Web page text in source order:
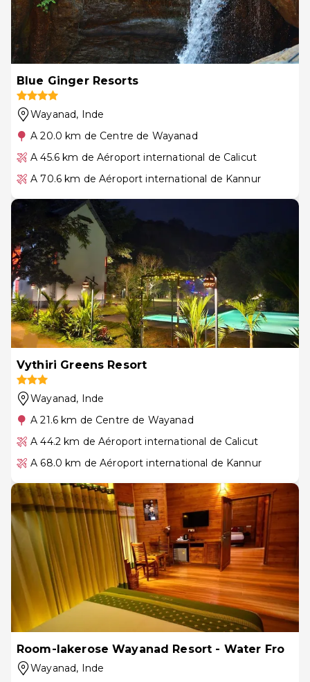
Blue Ginger Resorts
Wayanad, Inde
A 20.0 km de Centre de Wayanad
A 45.6 km de Aéroport international de Calicut
A 70.6 km de Aéroport international de Kannur
Vythiri Greens Resort
Wayanad, Inde
A 21.6 km de Centre de Wayanad
A 44.2 km de Aéroport international de Calicut
A 68.0 km de Aéroport international de Kannur
Room-lakerose Wayanad Resort - Water Fro
Wayanad, Inde